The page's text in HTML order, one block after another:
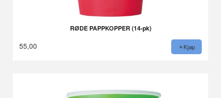
RØDE PAPPKOPPER (14-pk)
55,00 Kjøp